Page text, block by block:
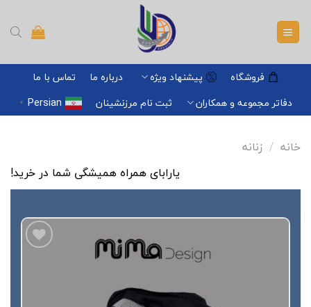
content
فروشگاه پیشنهاد ویژه درباره ما
تماس با ما
دفاتر مجموعه و همکاران
ثبت نام مرزنشینان Persian
▼
خانه / زنانه
یارابای همراه همیشگی شما در خرید!